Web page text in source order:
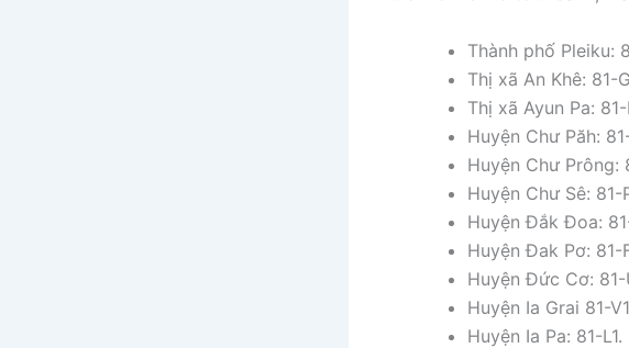
Thành phố Pleiku:
Thị xã An Khê: 81-
Thị xã Ayun Pa: 81-
Huyện Chư Păh:
Huyện Chư Prông:
Huyện Chư Sê: 81-
Huyện Đắk Đoa:
Huyện Đak Pơ: 81-
Huyện Đức Cơ: 81-
Huyện Ia Grai 81-
Huyện Ia Pa: 81-L1.